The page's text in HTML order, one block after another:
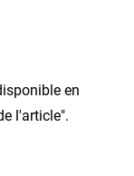
en
l'article".